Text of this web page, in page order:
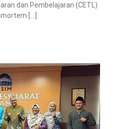
dan Pembelajaran (CETL)
[...]